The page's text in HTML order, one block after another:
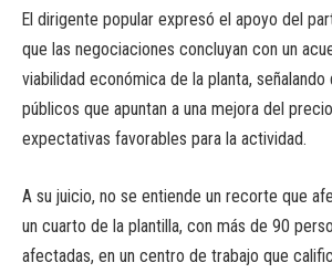
El dirigente popular expresó el apoyo del
que las negociaciones concluyan con un
viabilidad económica de la planta,
públicos que apuntan a una mejora del
expectativas favorables para la actividad.
A su juicio, no se entiende un recorte que
un cuarto de la plantilla, con más de 90
afectadas, en un centro de trabajo que